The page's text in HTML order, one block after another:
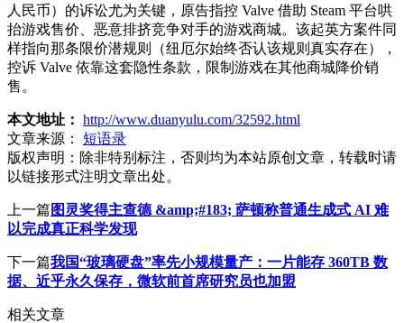
人民币）的诉讼尤为关键，原告指控 Valve 借助 Steam 平台哄
抬游戏售价、恶意排挤竞争对手的游戏商城。该起英方案件同
样指向那条限价潜规则（纽厄尔始终否认该规则真实存在），
控诉 Valve 依靠这套隐性条款，限制游戏在其他商城降价销
售。
本文地址： http://www.duanyulu.com/32592.html
文章来源：
短语录
版权声明： 除非特别标注，否则均为本站原创文章，转载时请
以链接形式注明文章出处。
上一篇 图灵奖得主查德 &amp;#183; 萨顿称普通生成式 AI 难
以完成真正科学发现
下一篇我国“玻璃硬盘”率先小规模量产：一片能存 360TB 数
据、近乎永久保存，微软前首席研究员也加盟
相关文章